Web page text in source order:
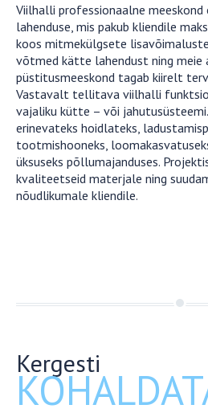
Viilhalli professionaalne
lahenduse, mis pakub kliendile
koos mitmekülgsete
võtmed kätte lahendust ning meie
püstitusmeeskond tagab kiirelt
Vastavalt tellitava viilhalli
vajaliku kütte – või
erinevateks hoidlateks,
tootmishooneks,
üksuseks põllumajanduses.
kvaliteetseid materjale ning
nõudlikumale kliendile.
Kergesti